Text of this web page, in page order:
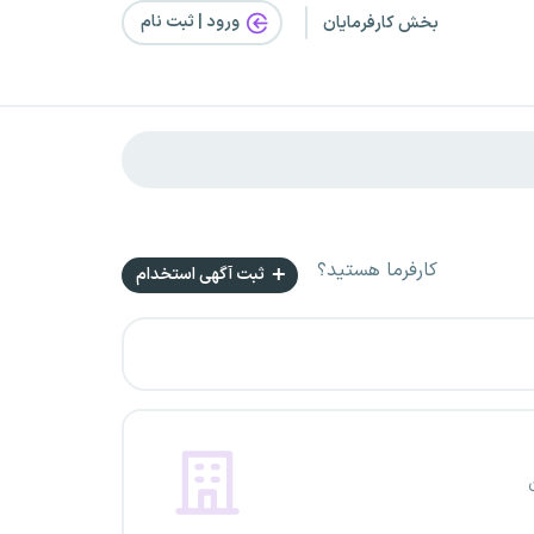
بخش کارفرمایان ورود | ثبت‌ نام
کارفرما هستید؟ ثبت آگهی استخدام